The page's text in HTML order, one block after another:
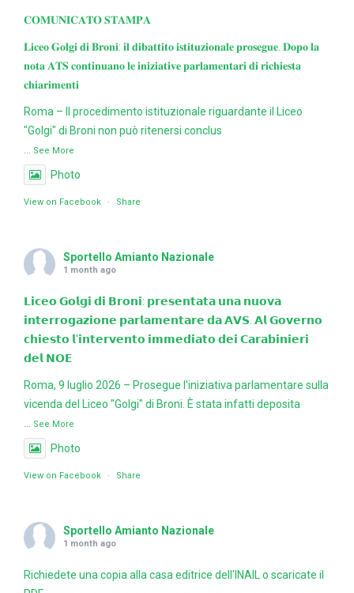
𝐂𝐎𝐌𝐔𝐍𝐈𝐂𝐀𝐓𝐎 𝐒𝐓𝐀𝐌𝐏𝐀
𝐋𝐢𝐜𝐞𝐨 𝐆𝐨𝐥𝐠𝐢 𝐝𝐢 𝐁𝐫𝐨𝐧𝐢: 𝐢𝐥 𝐝𝐢𝐛𝐚𝐭𝐭𝐢𝐭𝐨 𝐢𝐬𝐭𝐢𝐭𝐮𝐳𝐢𝐨𝐧𝐚𝐥𝐞 𝐩𝐫𝐨𝐬𝐞𝐠𝐮𝐞. 𝐃𝐨𝐩𝐨 𝐥𝐚
𝐧𝐨𝐭𝐚 𝐀𝐓𝐒 𝐜𝐨𝐧𝐭𝐢𝐧𝐮𝐚𝐧𝐨 𝐥𝐞 𝐢𝐧𝐢𝐳𝐢𝐚𝐭𝐢𝐯𝐞 𝐩𝐚𝐫𝐥𝐚𝐦𝐞𝐧𝐭𝐚𝐫𝐢 𝐝𝐢 𝐫𝐢𝐜𝐡𝐢𝐞𝐬𝐭𝐚
𝐜𝐡𝐢𝐚𝐫𝐢𝐦𝐞𝐧𝐭𝐢
Roma – Il procedimento istituzionale riguardante il Liceo
"Golgi" di Broni non può ritenersi conclus
See More
Photo
View on Facebook · Share
Sportello Amianto Nazionale
1 month ago
𝗟𝗶𝗰𝗲𝗼 𝗚𝗼𝗹𝗴𝗶 𝗱𝗶 𝗕𝗿𝗼𝗻𝗶: 𝗽𝗿𝗲𝘀𝗲𝗻𝘁𝗮𝘁𝗮 𝘂𝗻𝗮 𝗻𝘂𝗼𝘃𝗮
𝗶𝗻𝘁𝗲𝗿𝗿𝗼𝗴𝗮𝘇𝗶𝗼𝗻𝗲 𝗽𝗮𝗿𝗹𝗮𝗺𝗲𝗻𝘁𝗮𝗿𝗲 𝗱𝗮 𝗔𝗩𝗦. 𝗔𝗹 𝗚𝗼𝘃𝗲𝗿𝗻𝗼
𝗰𝗵𝗶𝗲𝘀𝘁𝗼 𝗹'𝗶𝗻𝘁𝗲𝗿𝘃𝗲𝗻𝘁𝗼 𝗶𝗺𝗺𝗲𝗱𝗶𝗮𝘁𝗼 𝗱𝗲𝗶 𝗖𝗮𝗿𝗮𝗯𝗶𝗻𝗶𝗲𝗿𝗶
𝗱𝗲𝗹 𝗡𝗢𝗘
Roma, 9 luglio 2026 – Prosegue l'iniziativa parlamentare sulla
vicenda del Liceo "Golgi" di Broni. È stata infatti deposita
See More
Photo
View on Facebook · Share
Sportello Amianto Nazionale
1 month ago
Richiedete una copia alla casa editrice dell'INAIL o scaricate il